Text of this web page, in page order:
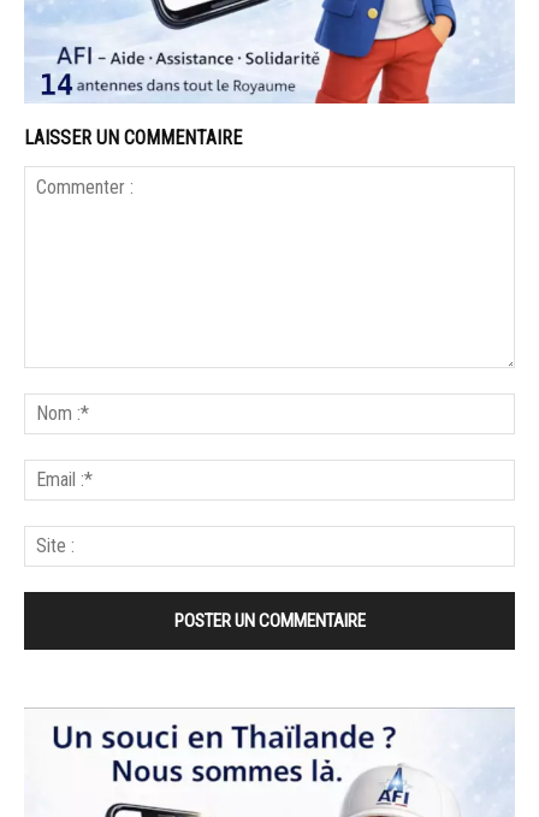
LAISSER UN COMMENTAIRE